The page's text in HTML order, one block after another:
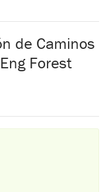
de Caminos
Forest